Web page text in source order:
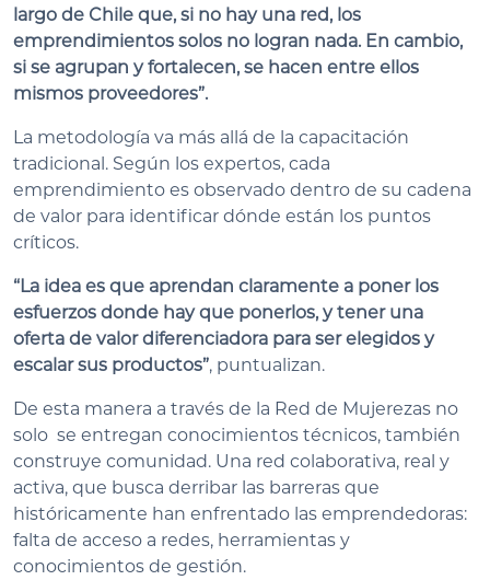
largo de Chile que, si no hay una red, los
emprendimientos solos no logran nada. En cambio,
si se agrupan y fortalecen, se hacen entre ellos
mismos proveedores”.
La metodología va más allá de la capacitación
tradicional. Según los expertos, cada
emprendimiento es observado dentro de su cadena
de valor para identificar dónde están los puntos
críticos.
“La idea es que aprendan claramente a poner los
esfuerzos donde hay que ponerlos, y tener una
oferta de valor diferenciadora para ser elegidos y
escalar sus productos”, puntualizan.
De esta manera a través de la Red de Mujerezas no
solo se entregan conocimientos técnicos, también
construye comunidad. Una red colaborativa, real y
activa, que busca derribar las barreras que
históricamente han enfrentado las emprendedoras:
falta de acceso a redes, herramientas y
conocimientos de gestión.